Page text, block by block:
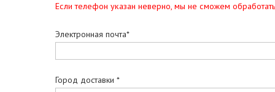
Если телефон указан неверно, мы не сможем
Электронная почта*
Город доставки *